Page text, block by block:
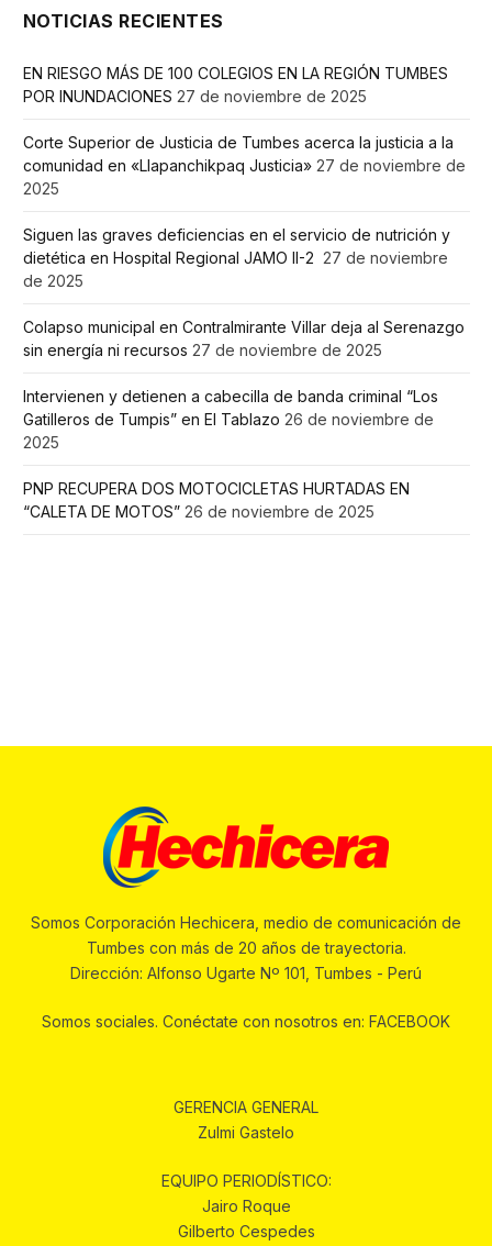
NOTICIAS RECIENTES
EN RIESGO MÁS DE 100 COLEGIOS EN LA REGIÓN TUMBES
POR INUNDACIONES 27 de noviembre de 2025
Corte Superior de Justicia de Tumbes acerca la justicia a la
comunidad en «Llapanchikpaq Justicia» 27 de noviembre de
2025
Siguen las graves deficiencias en el servicio de nutrición y
dietética en Hospital Regional JAMO II-2 27 de noviembre
de 2025
Colapso municipal en Contralmirante Villar deja al Serenazgo
sin energía ni recursos 27 de noviembre de 2025
Intervienen y detienen a cabecilla de banda criminal “Los
Gatilleros de Tumpis” en El Tablazo 26 de noviembre de
2025
PNP RECUPERA DOS MOTOCICLETAS HURTADAS EN
“CALETA DE MOTOS” 26 de noviembre de 2025
Somos Corporación Hechicera, medio de comunicación de
Tumbes con más de 20 años de trayectoria.
Dirección: Alfonso Ugarte Nº 101, Tumbes - Perú
Somos sociales. Conéctate con nosotros en: FACEBOOK
GERENCIA GENERAL
Zulmi Gastelo
EQUIPO PERIODÍSTICO:
Jairo Roque
Gilberto Cespedes